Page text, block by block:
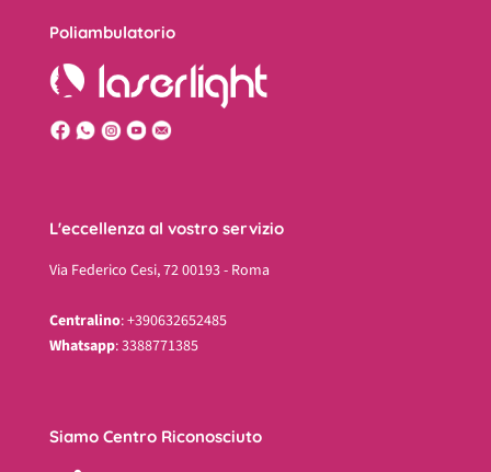
Poliambulatorio
L'eccellenza al vostro servizio
Via Federico Cesi, 72 00193 - Roma
Centralino: +390632652485
Whatsapp: 3388771385
Siamo Centro Riconosciuto